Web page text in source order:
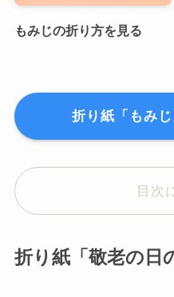
もみじの折り方を見る
折り紙「もみ
目次
折り紙「敬老の日